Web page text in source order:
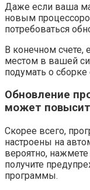
Даже если ваша
новым
потребоваться
В конечном счете,
местом в вашей
подумать о
Обновление
может
Скорее всего,
настроены на
вероятно,
получите
программы.